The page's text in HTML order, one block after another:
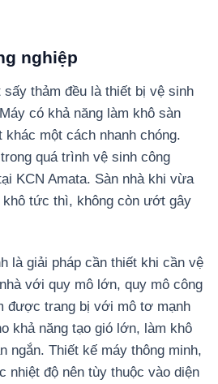
nghiệp
thảm đều là thiết bị vệ sinh
có khả năng làm khô sàn
khác một cách nhanh chóng.
quá trình vệ sinh công
KCN Amata. Sàn nhà khi vừa
tức thì, không còn ướt gây
là giải pháp cần thiết khi cần vệ
với quy mô lớn, quy mô công
được trang bị với mô tơ mạnh
khả năng tạo gió lớn, làm khô
ngắn. Thiết kế máy thông minh,
nhiệt độ nên tùy thuộc vào diện